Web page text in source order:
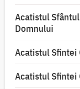
Acatistul
Domnului
Acatistul Sfintei
Acatistul Sfintei